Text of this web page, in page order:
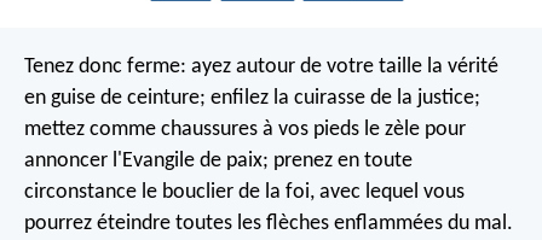
Tenez donc ferme: ayez autour de votre taille la vérité
en guise de ceinture; enfilez la cuirasse de la justice;
mettez comme chaussures à vos pieds le zèle pour
annoncer l'Evangile de paix; prenez en toute
circonstance le bouclier de la foi, avec lequel vous
pourrez éteindre toutes les flèches enflammées du mal.